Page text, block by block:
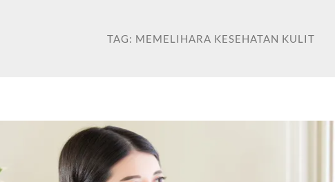
TAG: MEMELIHARA KESEHATAN KULIT